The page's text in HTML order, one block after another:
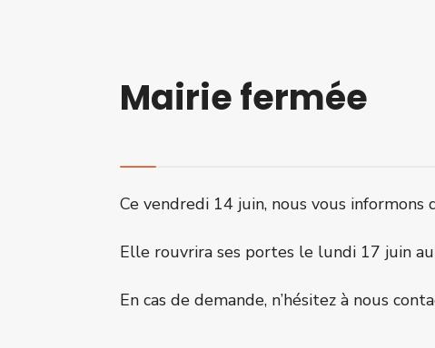
Mairie fermée
Ce vendredi 14 juin, nous vous
Elle rouvrira ses portes le lundi 17 juin
En cas de demande, n’hésitez à nous